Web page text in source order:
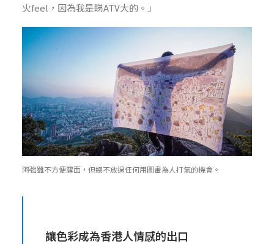
火feel，因為我是睇ATV大的。」
阿強雖不方便露面，但總不放過任何用圖畫為人打氣的機會。
讓色彩成為香港人情感的出口